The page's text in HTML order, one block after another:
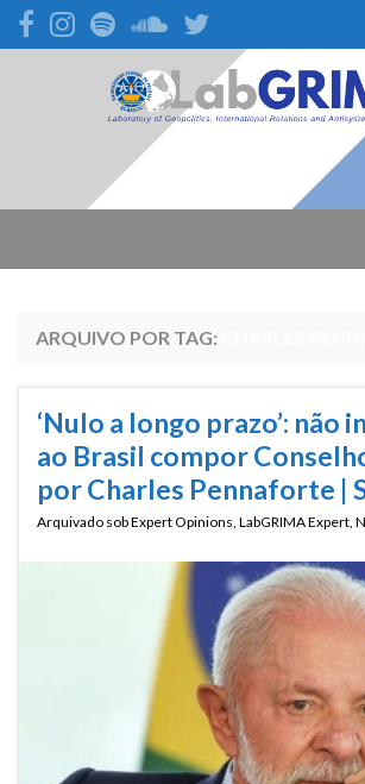
Search for:
ARQUIVO POR TAG:
‘Nulo a longo prazo’: não
ao Brasil compor
por Charles Pennaforte |
Arquivado sobExpert Opinions, LabGRIMA Expert,